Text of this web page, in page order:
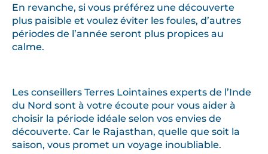
En revanche, si vous préférez une découverte
plus paisible et voulez éviter les foules, d’autres
périodes de l’année seront plus propices au
calme.
Les conseillers Terres Lointaines experts de l’Inde
du Nord sont à votre écoute pour vous aider à
choisir la période idéale selon vos envies de
découverte. Car le Rajasthan, quelle que soit la
saison, vous promet un voyage inoubliable.